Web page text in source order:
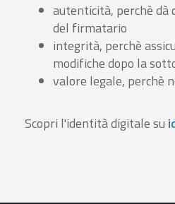
autenticità, perchè
del firmatario
integrità, perchè
modifiche dopo la
valore legale, perchè
Scopri l'identità digitale su